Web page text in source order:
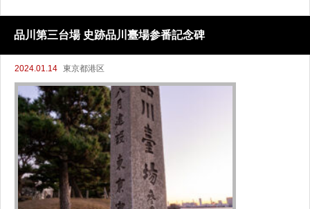
品川第三台場 史跡品川臺場参番記念碑
2024.01.14 東京都港区